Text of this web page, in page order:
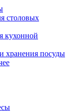
столовых
кухонной
хранения посуды